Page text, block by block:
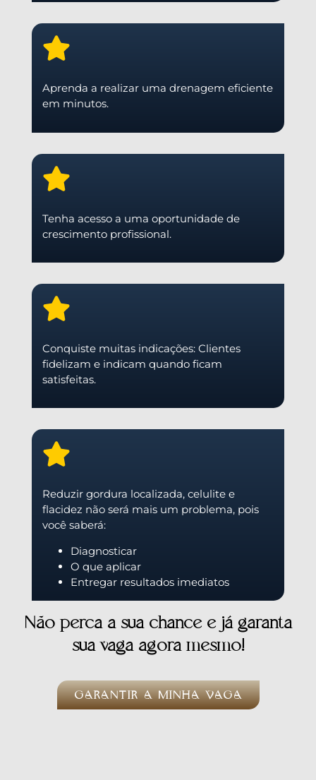
Aprenda a realizar uma drenagem eficiente
em minutos.
Tenha acesso a uma oportunidade de
crescimento profissional.
Conquiste muitas indicações: Clientes
fidelizam e indicam quando ficam
satisfeitas.
Reduzir gordura localizada, celulite e
flacidez não será mais um problema, pois
você saberá:
Diagnosticar
O que aplicar
Entregar resultados imediatos
Não perca a sua chance e já garanta
sua vaga agora mesmo!
GARANTIR A MINHA VAGA